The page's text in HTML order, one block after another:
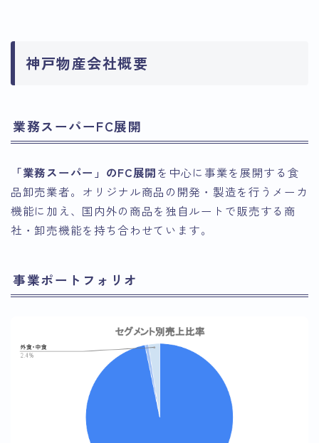
神戸物産会社概要
業務スーパーFC展開
「業務スーパー」のFC展開を中心に事業を展開する食
品卸売業者。オリジナル商品の開発・製造を行うメーカ
機能に加え、国内外の商品を独自ルートで販売する商
社・卸売機能を持ち合わせています。
事業ポートフォリオ